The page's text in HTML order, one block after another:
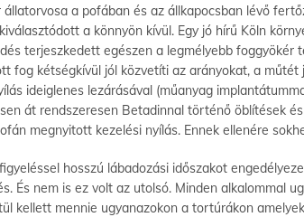
a pofában és az állkapocsban lévő
a könnyön kívül. Egy jó hírű Köln
terjeszkedett egészen a legmélyebb
fog kétségkívül jól közvetíti az arányokat, a
ideiglenes lezárásával (műanyag
át rendszeresen Betadinnal történő öblítések
megnyitott kezelési nyílás. Ennek ellenére
hosszú lábadozási időszakot
És nem is ez volt az utolsó. Minden
kellett mennie ugyanazokon a tortúrákon